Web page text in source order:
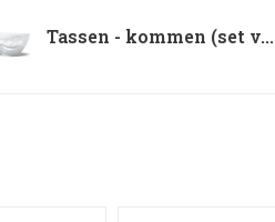
Tassen - kommen (set v...